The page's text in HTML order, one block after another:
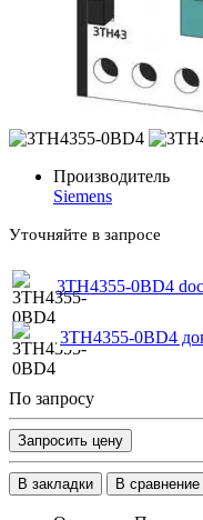
Производитель
Siemens
Уточняйте в запросе
3TH4355-0BD4
3TH4355-0BD4
По запросу
Запросить цену
В закладки В сравнение